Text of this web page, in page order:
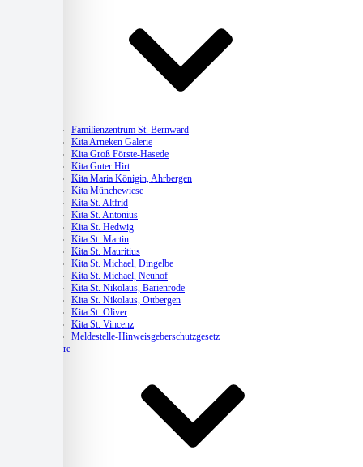
Familienzentrum St. Bernward
Kita Arneken Galerie
Kita Groß Förste-Hasede
Kita Guter Hirt
Kita Maria Königin, Ahrbergen
Kita Münchewiese
Kita St. Altfrid
Kita St. Antonius
Kita St. Hedwig
Kita St. Martin
Kita St. Mauritius
Kita St. Michael, Dingelbe
Kita St. Michael, Neuhof
Kita St. Nikolaus, Barienrode
Kita St. Nikolaus, Ottbergen
Kita St. Oliver
Kita St. Vincenz
Meldestelle-Hinweisgeberschutzgesetz
Karriere